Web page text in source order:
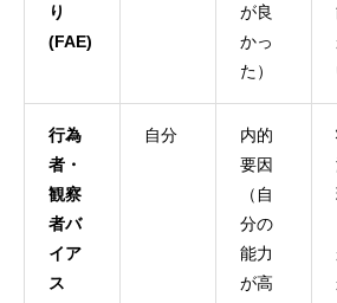
り
(FAE)
が良
かっ
た）
行為
者・
観察
者バ
イア
ス
自分
内的
要因
（自
分の
能力
が高